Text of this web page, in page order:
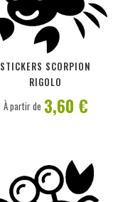
STICKERS SCORPION
RIGOLO
PERSONNALISER
À partir de 3,60 €